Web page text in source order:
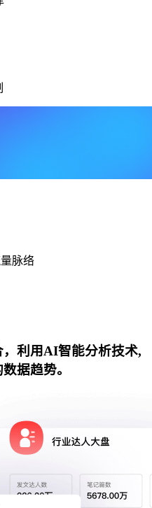
脉络
利用AI智能分析技术,
据趋势。